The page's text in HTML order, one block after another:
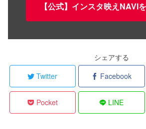
【公式】インスタ映えNAVI
シェアする
Twitter
Facebook
Pocket LINE